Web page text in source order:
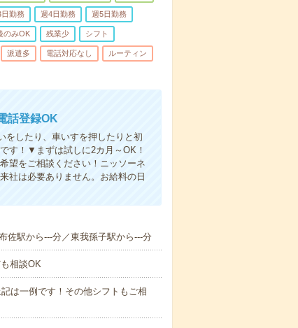
勤務 週4日勤務 週5日勤務
のみOK 残業少 シフト
派遣多 電話対応なし ルーティン
話登録OK
したり、車いすを押したりと初
す！▼まずは試しに2カ月～OK！
望をご相談ください！ニッソーネ
社は必要ありません。お給料の日
佐駅から---分／東我孫子駅から---分
相談OK
は一例です！その他シフトもご相